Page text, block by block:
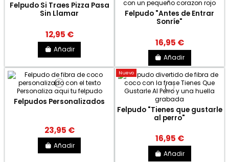
Felpudo Si Traes Pizza Pasa
Sin Llamar
12,95 €
Añadir
Felpudo "Antes de Entrar
Sonríe"
16,95 €
Añadir
Felpudos Personalizados
23,95 €
Añadir
Nuevo
Felpudo "Tienes que gustarle
al perro"
16,95 €
Añadir